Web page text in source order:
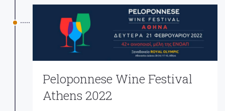
Peloponnese Wine Festival
Athens 2022